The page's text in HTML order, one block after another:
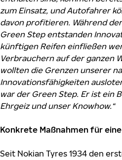
zum Einsatz, und Autofahrer
davon profitieren. Während
Green Step entstanden
künftigen Reifen einfließen
Verbrauchern auf der ganzen
wollten die Grenzen unserer
Innovationsfähigkeiten
war der Green Step. Er ist ein
Ehrgeiz und unser Knowhow.“
Konkrete Maßnahmen für
Seit Nokian Tyres 1934 den